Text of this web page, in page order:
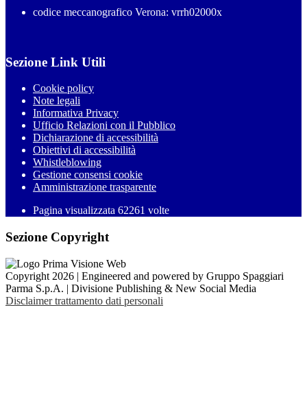
codice meccanografico Verona: vrrh02000x
Sezione Link Utili
Cookie policy
Note legali
Informativa Privacy
Ufficio Relazioni con il Pubblico
Dichiarazione di accessibilità
Obiettivi di accessibilità
Whistleblowing
Gestione consensi cookie
Amministrazione trasparente
Pagina visualizzata 62261 volte
Sezione Copyright
Copyright 2026 | Engineered and powered by Gruppo Spaggiari
Parma S.p.A. | Divisione Publishing & New Social Media
Disclaimer trattamento dati personali